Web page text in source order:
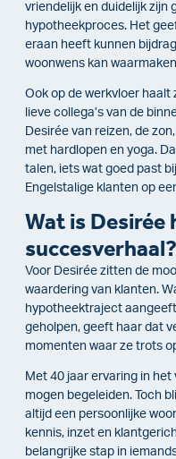
vriendelijk en duidelijk zijn
hypotheekproces. Het
eraan heeft kunnen
woonwens kan
Ook op de werkvloer haalt
lieve collega’s van de
Desirée van reizen, de
met hardlopen en yoga.
talen, iets wat goed past
Engelstalige klanten op
Wat is Desirée
succesverhaal?
Voor Desirée zitten de
waardering van klanten.
hypotheektraject
geholpen, geeft haar dat
momenten waar ze trots
Met 40 jaar ervaring in
mogen begeleiden. Toch
altijd een persoonlijke
kennis, inzet en
belangrijke stap in